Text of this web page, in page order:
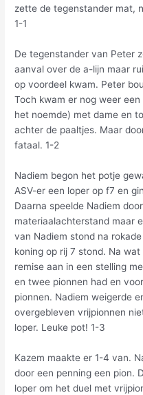
zette de tegenstander mat,
1-1
De tegenstander van Peter
aanval over de a-lijn maar
op voordeel kwam. Peter
Toch kwam er nog weer
het noemde) met dame en
achter de paaltjes. Maar
fataal. 1-2
Nadiem begon het potje
ASV-er een loper op f7 en
Daarna speelde Nadiem
materiaalachterstand maar
van Nadiem stond na
koning op rij 7 stond. Na
remise aan in een stelling
en twee pionnen had en
pionnen. Nadiem weigerde
overgebleven vrijpionnen
loper. Leuke pot! 1-3
Kazem maakte er 1-4 van.
door een penning een pion.
loper om het duel met